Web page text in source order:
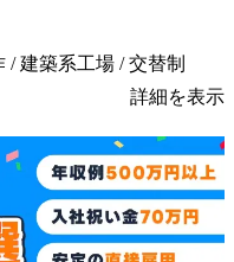
建築系工場 / 交替制
詳細を表示